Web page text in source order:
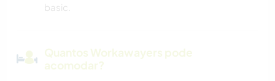
basic.
Quantos Workawayers pode
acomodar?